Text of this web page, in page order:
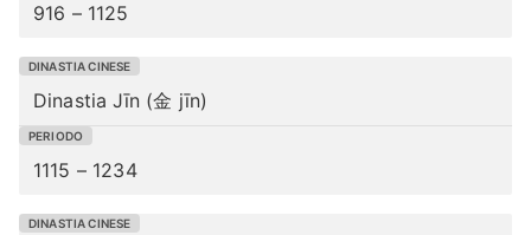
916 – 1125
Dinastia Jīn (金 jīn)
1115 – 1234